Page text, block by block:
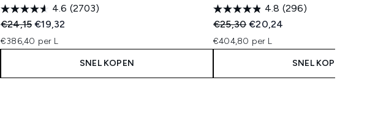
4.6 (2703)
Recommended Retail Price:
€24,15Huidige prijs:
€19,32
€386,40 per L
SNEL KOPEN
4.8 (296)
Recommended Retail Price:
€25,30Huidige prijs:
€20,24
€404,80 per L
SNEL KOPEN